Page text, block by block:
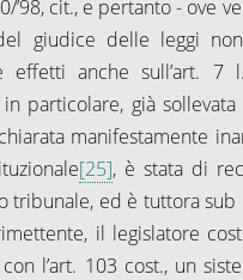
’98, cit., e pertanto - ove
giudice delle leggi
effetti anche sull’art. 7
in particolare, già
manifestamente
[25], è stata di
tribunale, ed è tuttora
il legislatore
l’art. 103 cost., un